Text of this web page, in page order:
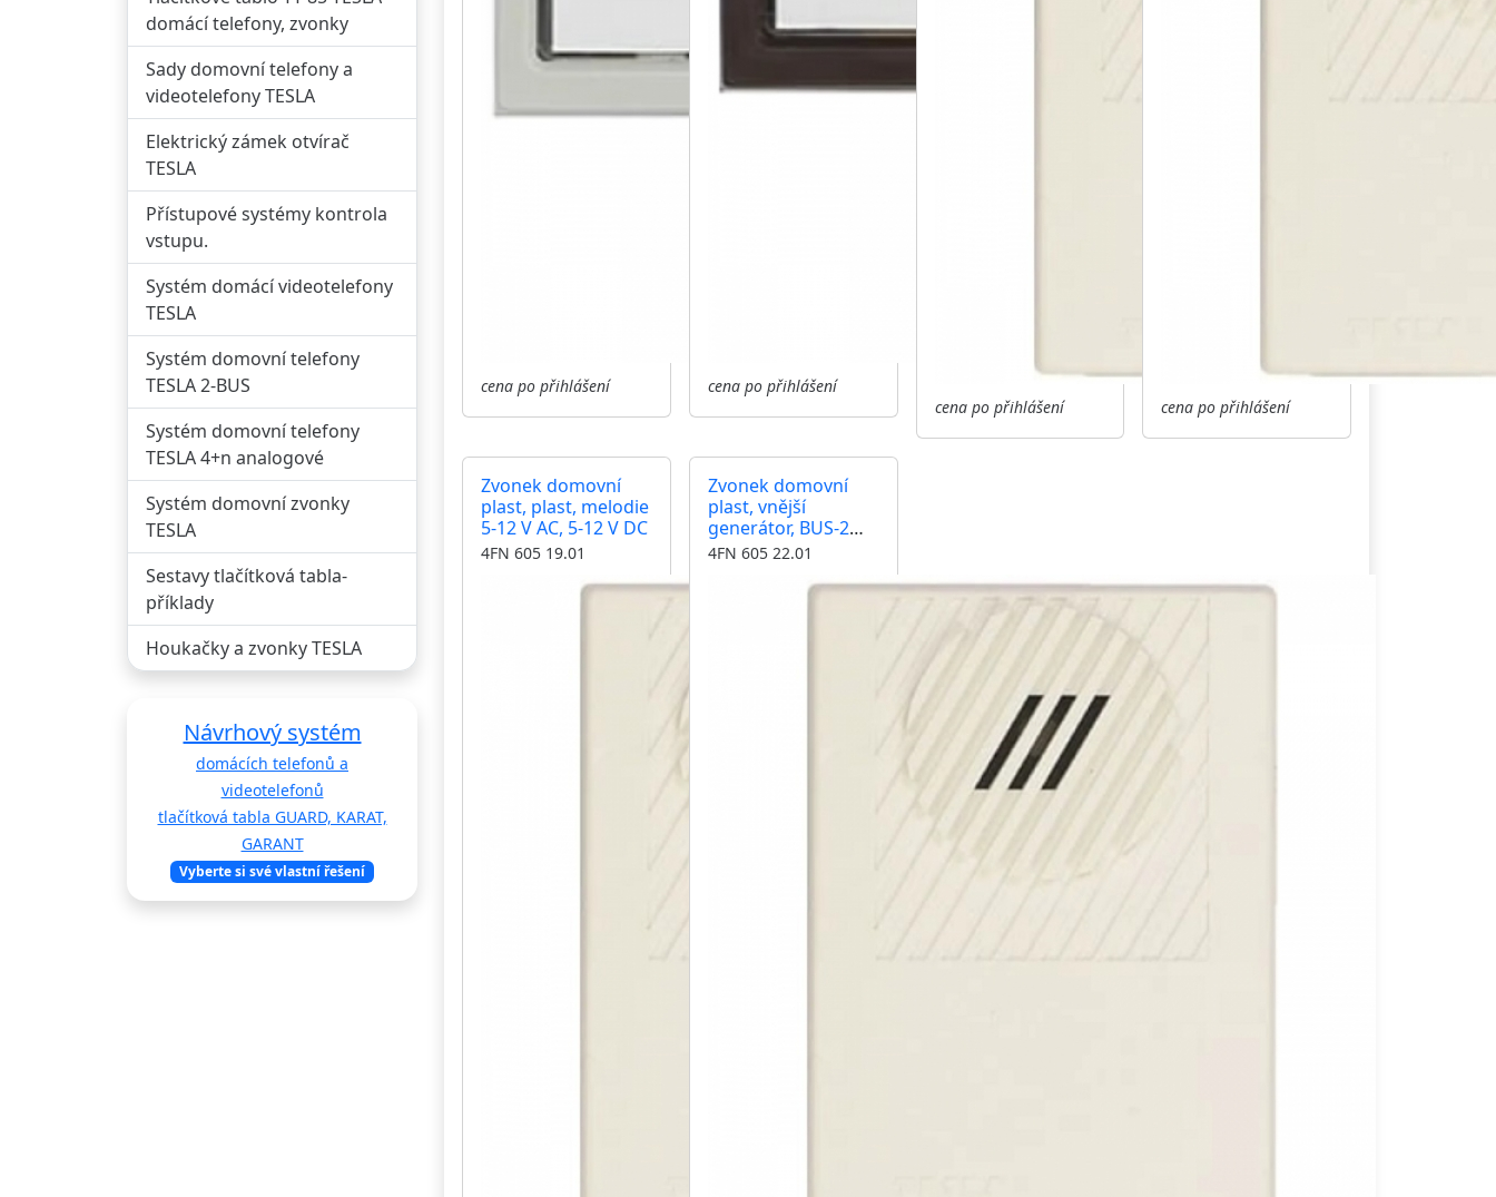
domácí telefony, zvonky
Sady domovní telefony a
videotelefony TESLA
Elektrický zámek otvírač
TESLA
Přístupové systémy kontrola
vstupu.
Systém domácí videotelefony
TESLA
Systém domovní telefony
TESLA 2-BUS
Systém domovní telefony
TESLA 4+n analogové
Systém domovní zvonky
TESLA
Sestavy tlačítková tabla-
příklady
Houkačky a zvonky TESLA
Návrhový systém
domácích telefonů a
videotelefonů
tlačítková tabla GUARD, KARAT,
GARANT
Vyberte si své vlastní řešení
cena po přihlášení cena po přihlášení
cena po přihlášení cena po přihlášení
Zvonek domovní
plast, plast, melodie
5-12 V AC, 5-12 V DC
4FN 605 19.01
Zvonek domovní
plast, vnější
generátor, BUS-2
domácí telefon,
4FN 605 22.01